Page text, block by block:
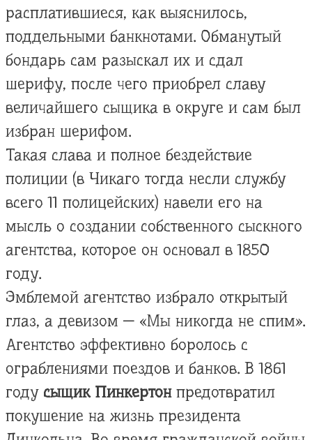
расплатившиеся, как выяснилось,
поддельными банкнотами. Обманутый
бондарь сам разыскал их и сдал
шерифу, после чего приобрел славу
величайшего сыщика в округе и сам был
избран шерифом.
Такая слава и полное бездействие
полиции (в Чикаго тогда несли службу
всего 11 полицейских) навели его на
мысль о создании собственного сыскного
агентства, которое он основал в 1850
году.
Эмблемой агентство избрало открытый
глаз, а девизом — «Мы никогда не спим».
Агентство эффективно боролось с
ограблениями поездов и банков. В 1861
году сыщик Пинкертонпредотвратил
покушение на жизнь президента